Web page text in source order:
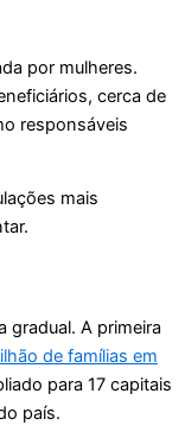
por mulheres.
cerca de
responsáveis
mais
gradual. A primeira
de famílias em
para 17 capitais
país.